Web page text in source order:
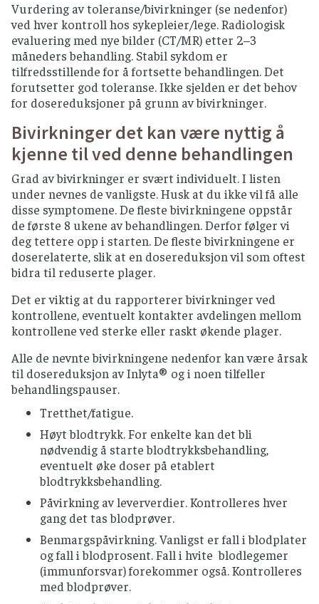
Vurdering av toleranse/bivirkninger (se nedenfor)
ved hver kontroll hos sykepleier/lege. Radiologisk
evaluering med nye bilder (CT/MR) etter 2–3
måneders behandling. Stabil sykdom er
tilfredsstillende for å fortsette behandlingen. Det
forutsetter god toleranse. Ikke sjelden er det behov
for dosereduksjoner på grunn av bivirkninger.
Bivirkninger det kan være nyttig å
kjenne til ved denne behandlingen
Grad av bivirkninger er svært individuelt. I listen
under nevnes de vanligste. Husk at du ikke vil få alle
disse symptomene. De fleste bivirkningene oppstår
de første 8 ukene av behandlingen. Derfor følger vi
deg tettere opp i starten. De fleste bivirkningene er
doserelaterte, slik at en dosereduksjon vil som oftest
bidra til reduserte plager.
Det er viktig at du rapporterer bivirkninger ved
kontrollene, eventuelt kontakter avdelingen mellom
kontrollene ved sterke eller raskt økende plager.
Alle de nevnte bivirkningene nedenfor kan være årsak
til dosereduksjon av Inlyta® og i noen tilfeller
behandlingspauser.
Tretthet/fatigue.
Høyt blodtrykk. For enkelte kan det bli
nødvendig å starte blodtrykksbehandling,
eventuelt øke doser på etablert
blodtrykksbehandling.
Påvirkning av leververdier. Kontrolleres hver
gang det tas blodprøver.
Benmargspåvirkning. Vanligst er fall i blodplater
og fall i blodprosent. Fall i hvite blodlegemer
(immunforsvar) forekommer også. Kontrolleres
med blodprøver.